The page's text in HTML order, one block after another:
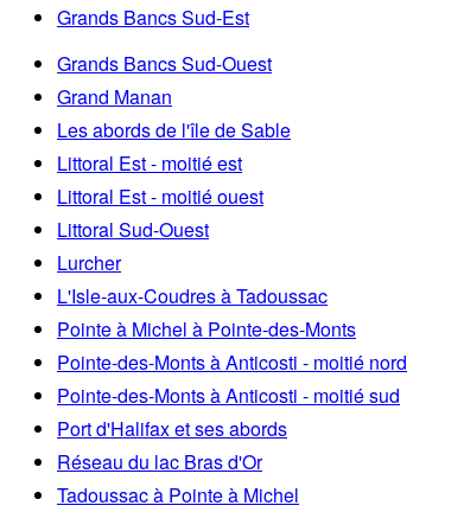
Grands Bancs Sud-Est
Grands Bancs Sud-Ouest
Grand Manan
Les abords de l'île de Sable
Littoral Est - moitié est
Littoral Est - moitié ouest
Littoral Sud-Ouest
Lurcher
L'Isle-aux-Coudres à Tadoussac
Pointe à Michel à Pointe-des-Monts
Pointe-des-Monts à Anticosti - moitié nord
Pointe-des-Monts à Anticosti - moitié sud
Port d'Halifax et ses abords
Réseau du lac Bras d'Or
Tadoussac à Pointe à Michel